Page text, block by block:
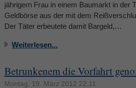
jährigern Frau in einem Baumarkt in der
Geldbörse aus der mit dem
Der Täter erbeutete damit Bargeld,…
Weiterlesen...
Betrunkenem die Vorfahrt
Montag, 19. März 2012 22:11